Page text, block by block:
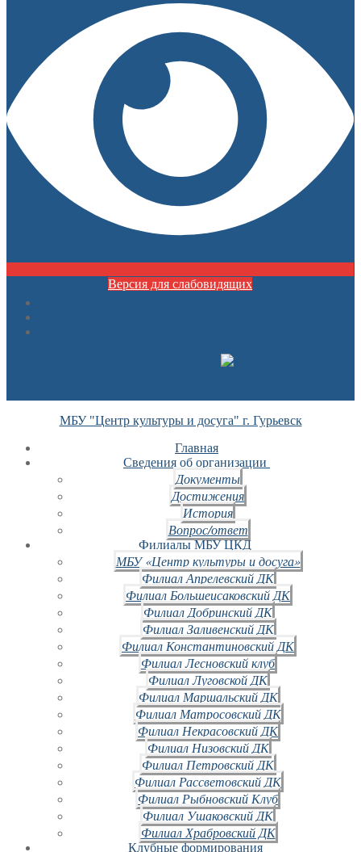
Версия для слабовидящих
МБУ "Центр культуры и досуга" г. Гурьевск
Главная
Сведения об организации
Документы
Достижения
История
Вопрос/ответ
Филиалы МБУ ЦКД
МБУ «Центр культуры и досуга»
Филиал Апрелевский ДК
Филиал Большеисаковский ДК
Филиал Добринский ДК
Филиал Заливенский ДК
Филиал Константиновский ДК
Филиал Лесновский клуб
Филиал Луговской ДК
Филиал Маршальский ДК
Филиал Матросовский ДК
Филиал Некрасовский ДК
Филиал Низовский ДК
Филиал Петровский ДК
Филиал Рассветовский ДК
Филиал Рыбновский Клуб
Филиал Ушаковский ДК
Филиал Храбровский ДК
Клубные формирования